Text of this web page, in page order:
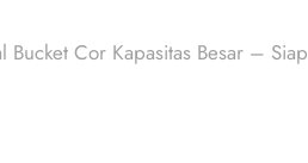
Bucket Cor Kapasitas Besar – Siap